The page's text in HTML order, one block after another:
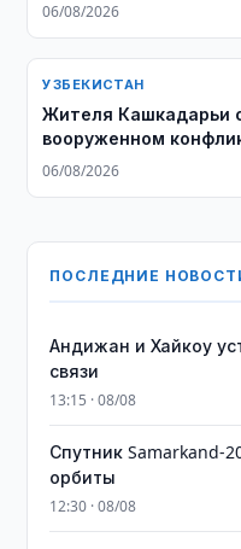
06/08/2026
УЗБЕКИСТАН
Жителя Кашкадарьи
вооруженном
06/08/2026
ПОСЛЕДНИЕ
Андижан и Хайкоу
связи
13:15 · 08/08
Спутник Samarkand-
орбиты
12:30 · 08/08